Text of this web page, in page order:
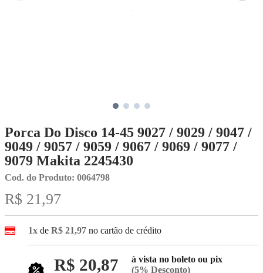
Porca Do Disco 14-45 9027 / 9029 / 9047 /
9049 / 9057 / 9059 / 9067 / 9069 / 9077 /
9079 Makita 2245430
Cod. do Produto: 0064798
R$ 21,97
1x de R$ 21,97 no cartão de crédito
R$ 20,87
à vista no boleto ou pix
(5% Desconto)